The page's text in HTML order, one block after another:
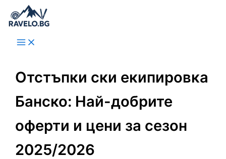
content
Отстъпки ски екипировка
Банско: Най-добрите
оферти и цени за сезон
2025/2026